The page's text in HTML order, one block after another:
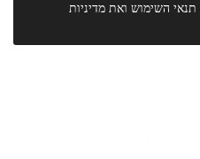
תנאי השימוש ואת מדיניות